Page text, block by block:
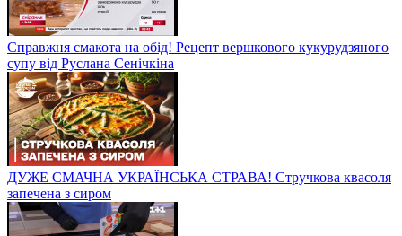
Справжня смакота на обід! Рецепт вершкового кукурудзяного
супу від Руслана Сенічкіна
ДУЖЕ СМАЧНА УКРАЇНСЬКА СТРАВА! Стручкова квасоля
запечена з сиром